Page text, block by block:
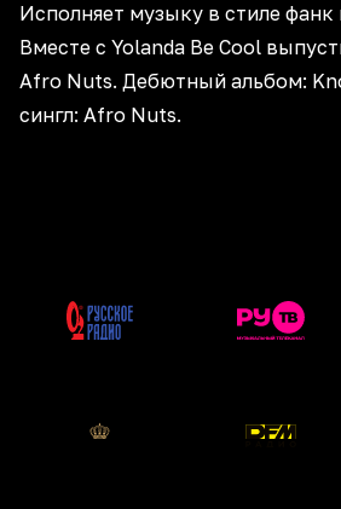
Исполняет музыку в стиле фанк
Вместе с Yolanda Be Cool
Afro Nuts. Дебютный альбом:
сингл: Afro Nuts.